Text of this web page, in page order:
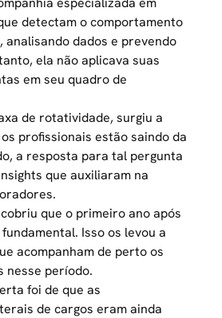
detectam o comportamento
analisando dados e prevendo
ela não aplicava suas
em seu quadro de
de rotatividade, surgiu a
profissionais estão saindo da
a resposta para tal pergunta
que auxiliaram na
que o primeiro ano após
Isso os levou a
acompanham de perto os
nesse período.
foi de que as
de cargos eram ainda